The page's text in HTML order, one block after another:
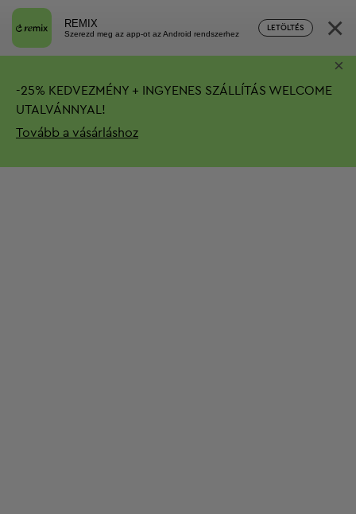
REMIX
Szerezd meg az app-ot az Android rendszerhez
LETÖLTÉS ×
-25% KEDVEZMÉNY + INGYENES SZÁLLÍTÁS WELCOME
UTALVÁNNYAL!
Tovább a vásárláshoz
×